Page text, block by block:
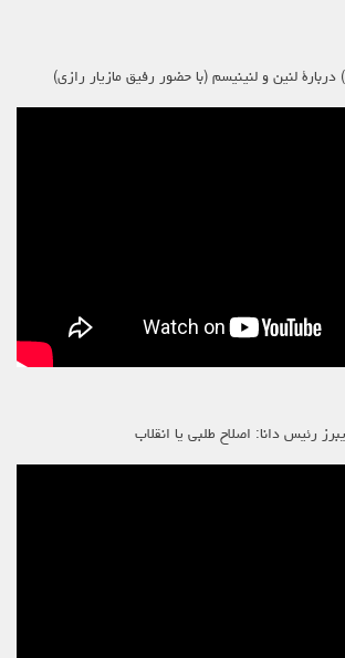
لنین و لنینیسم (با حضور رفیق مازیار رازی)
رئیس دانا: اصلاح طلبی یا انقلاب